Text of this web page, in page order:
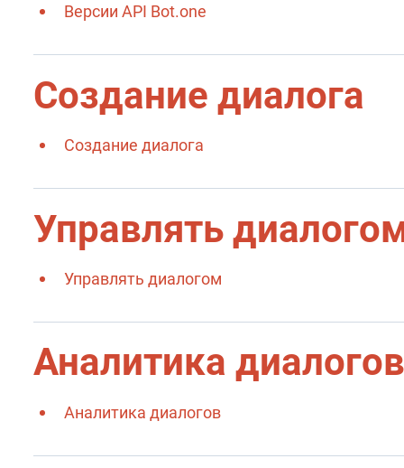
Версии API Bot.one
Создание диалога
Создание диалога
Управлять
Управлять диалогом
Аналитика диалогов
Аналитика диалогов